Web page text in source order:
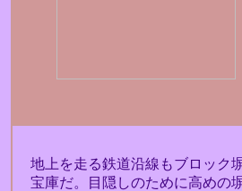
地上を走る鉄道沿線もブロック
宝庫だ。目隠しのために高めの